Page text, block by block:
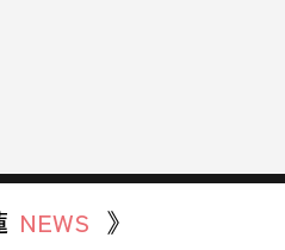
NEWS 》